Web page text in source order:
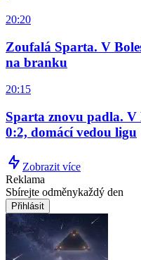
20:20
Zoufalá Sparta. V
na branku
20:15
Sparta znovu padla.
0:2, domácí vedou ligu
Zobrazit více
Reklama
Sbírejte odměnykaždý den
Přihlásit